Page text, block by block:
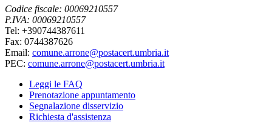
Codice fiscale: 00069210557
P.IVA: 00069210557
Tel: +390744387611
Fax: 0744387626
Email: comune.arrone@postacert.umbria.it
PEC: comune.arrone@postacert.umbria.it
Leggi le FAQ
Prenotazione appuntamento
Segnalazione disservizio
Richiesta d'assistenza